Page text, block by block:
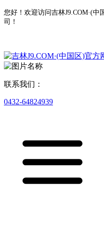
您好！欢迎访问吉林J9.COM·(
司！
联系我们：
0432-64824939